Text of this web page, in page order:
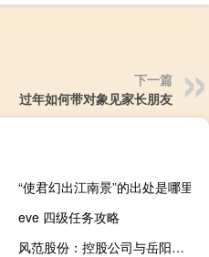
下一篇
过年如何带对象见家长朋友
“使君幻出江南景”的出处是哪里
eve 四级任务攻略
风范股份：控股公司与岳阳县人民政府签订投资协议